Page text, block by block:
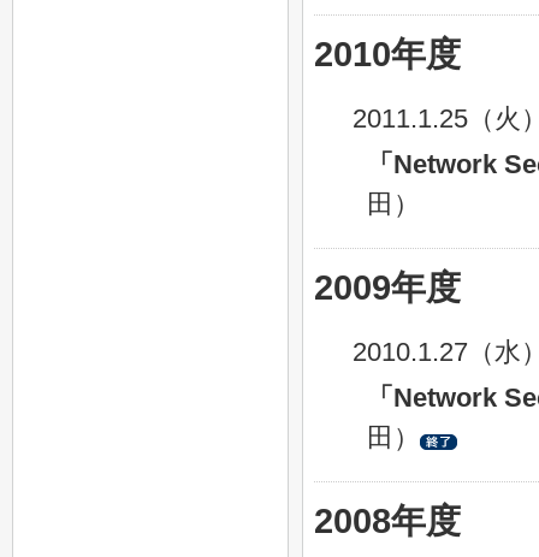
2010年度
2011.1.25（火
「Network
田）
2009年度
2010.1.27（水
「Network
田）
2008年度